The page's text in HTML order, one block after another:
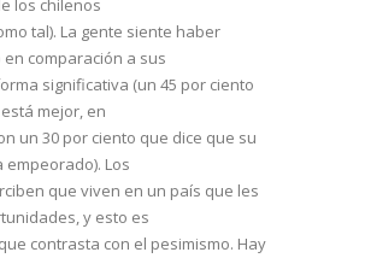
los chilenos
tal). La gente siente haber
comparación a sus
significativa (un 45 por ciento
mejor, en
un 30 por ciento que dice que su
empeorado). Los
que viven en un país que les
y esto es
contrasta con el pesimismo. Hay